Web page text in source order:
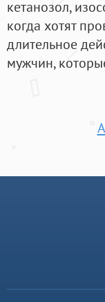
кетанозол,
когда хотят
длительное
мужчин,